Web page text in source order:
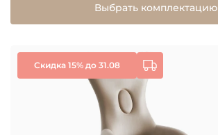
Выбрать комплектацию
Скидка 15% до 31.08